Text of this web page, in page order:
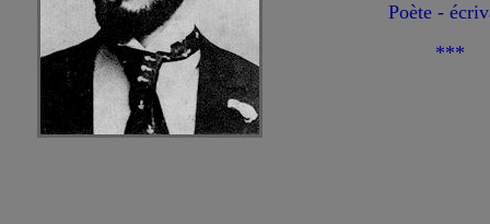
Poète -
***